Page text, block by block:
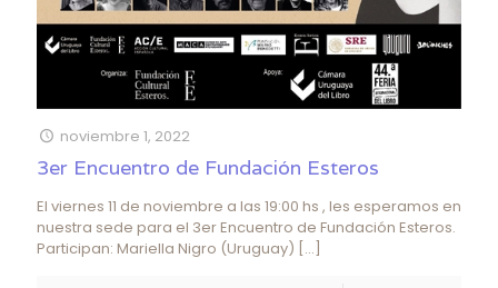
noviembre 1, 2022
3er Encuentro de Fundación Esteros
El viernes 11 de noviembre a las 19:00 hs , les esperamos en
nuestra sede para el 3er Encuentro de Fundación Esteros.
Participan: Mariella Nigro (Uruguay) […]